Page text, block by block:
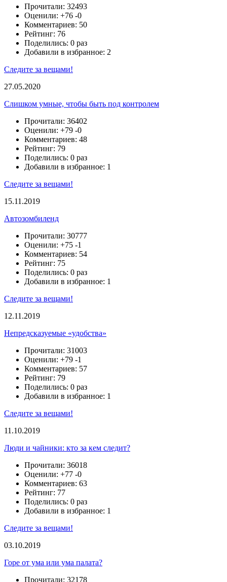
Прочитали: 32493
Оценили: +76 -0
Комментариев: 50
Рейтинг: 76
Поделились: 0 раз
Добавили в избранное: 2
Следите за вещами!
27.05.2020
Слишком умные, чтобы быть под контролем
Прочитали: 36402
Оценили: +79 -0
Комментариев: 48
Рейтинг: 79
Поделились: 0 раз
Добавили в избранное: 1
Следите за вещами!
15.11.2019
Автозомбиленд
Прочитали: 30777
Оценили: +75 -1
Комментариев: 54
Рейтинг: 75
Поделились: 0 раз
Добавили в избранное: 1
Следите за вещами!
12.11.2019
Непредсказуемые «удобства»
Прочитали: 31003
Оценили: +79 -1
Комментариев: 57
Рейтинг: 79
Поделились: 0 раз
Добавили в избранное: 1
Следите за вещами!
11.10.2019
Люди и чайники: кто за кем следит?
Прочитали: 36018
Оценили: +77 -0
Комментариев: 63
Рейтинг: 77
Поделились: 0 раз
Добавили в избранное: 1
Следите за вещами!
03.10.2019
Горе от ума или ума палата?
Прочитали: 32178